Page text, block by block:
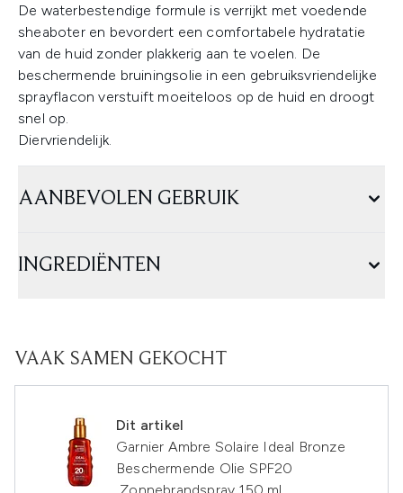
De waterbestendige formule is verrijkt met voedende
sheaboter en bevordert een comfortabele hydratatie
van de huid zonder plakkerig aan te voelen. De
beschermende bruiningsolie in een gebruiksvriendelijke
sprayflacon verstuift moeiteloos op de huid en droogt
snel op.
Diervriendelijk.
AANBEVOLEN GEBRUIK
INGREDIËNTEN
VAAK SAMEN GEKOCHT
Dit artikel
Garnier Ambre Solaire Ideal Bronze
Beschermende Olie SPF20